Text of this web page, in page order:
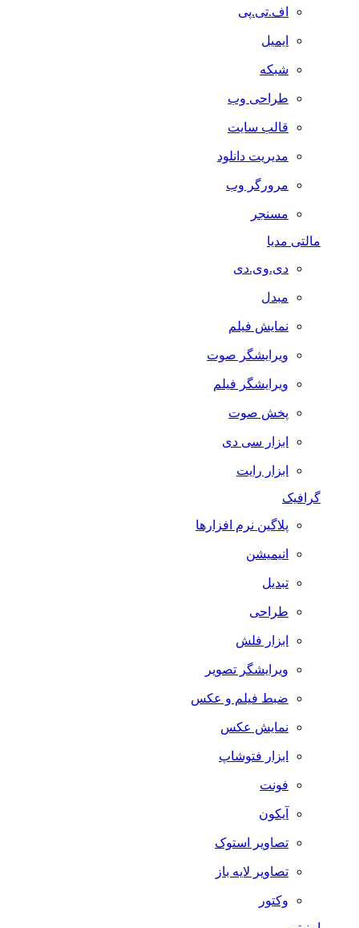
اف.تی.پی
ایمیل
شبکه
طراحی وب
قالب سایت
مدیریت دانلود
مرورگر وب
مسنجر
مالتی مدیا
دی.وی.دی
مبدل
نمایش فیلم
ویرایشگر صوت
ویرایشگر فیلم
پخش صوت
ابزار سی دی
ابزار رایت
گرافیک
پلاگین نرم افزارها
انیمیشن
تبدیل
طراحی
ابزار فلش
ویرایشگر تصویر
ضبط فيلم و عكس
نمایش عکس
ابزار فتوشاپ
فونت
آیکون
تصاویر استوک
تصاویر لایه باز
وکتور